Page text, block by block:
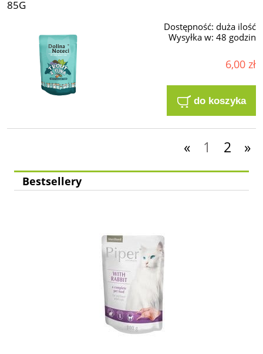
85G
Dostępność: duża ilość
Wysyłka w: 48 godzin
6,00 zł
do koszyka
« 1 2 »
Bestsellery